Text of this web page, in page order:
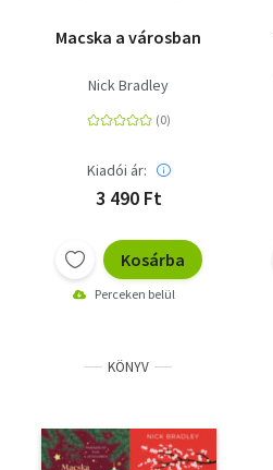
Macska a városban
Nick Bradley
Kiadói ár:
3 490 Ft
Kosárba
Perceken belül
KÖNYV